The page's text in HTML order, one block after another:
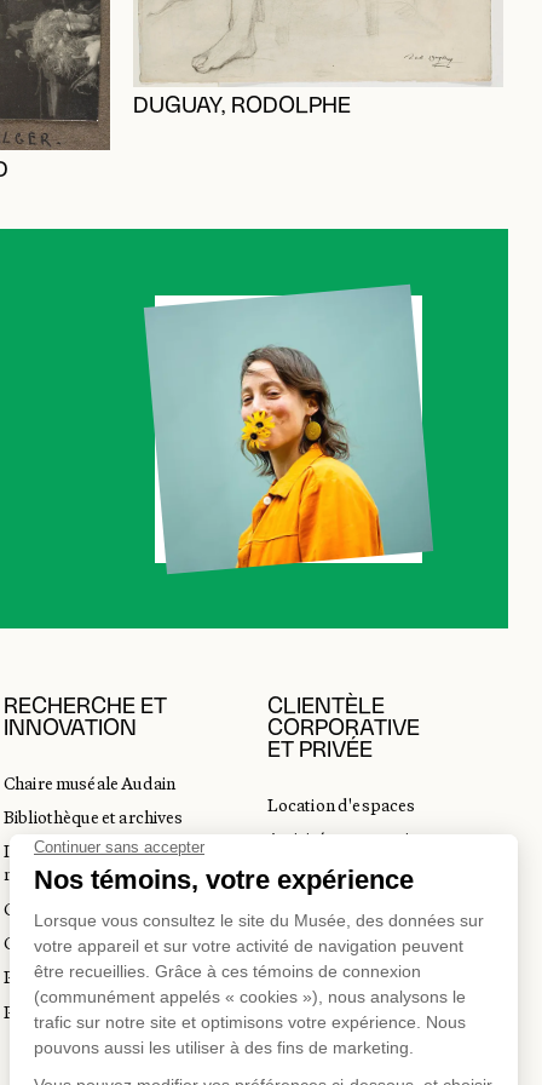
DUGUAY, RODOLPHE
RECHERCHE ET
INNOVATION
Chaire muséale Audain
Bibliothèque et archives
Incubateur d’innovations
muséales
Guide de numérisation 3D
Commandes d'images
Prix en art actuel
Prix Lynne-Cohen
CLIENTÈLE
CORPORATIVE
ET PRIVÉE
Location d'espaces
Activités corporatives
Location d'œuvres
du tourisme